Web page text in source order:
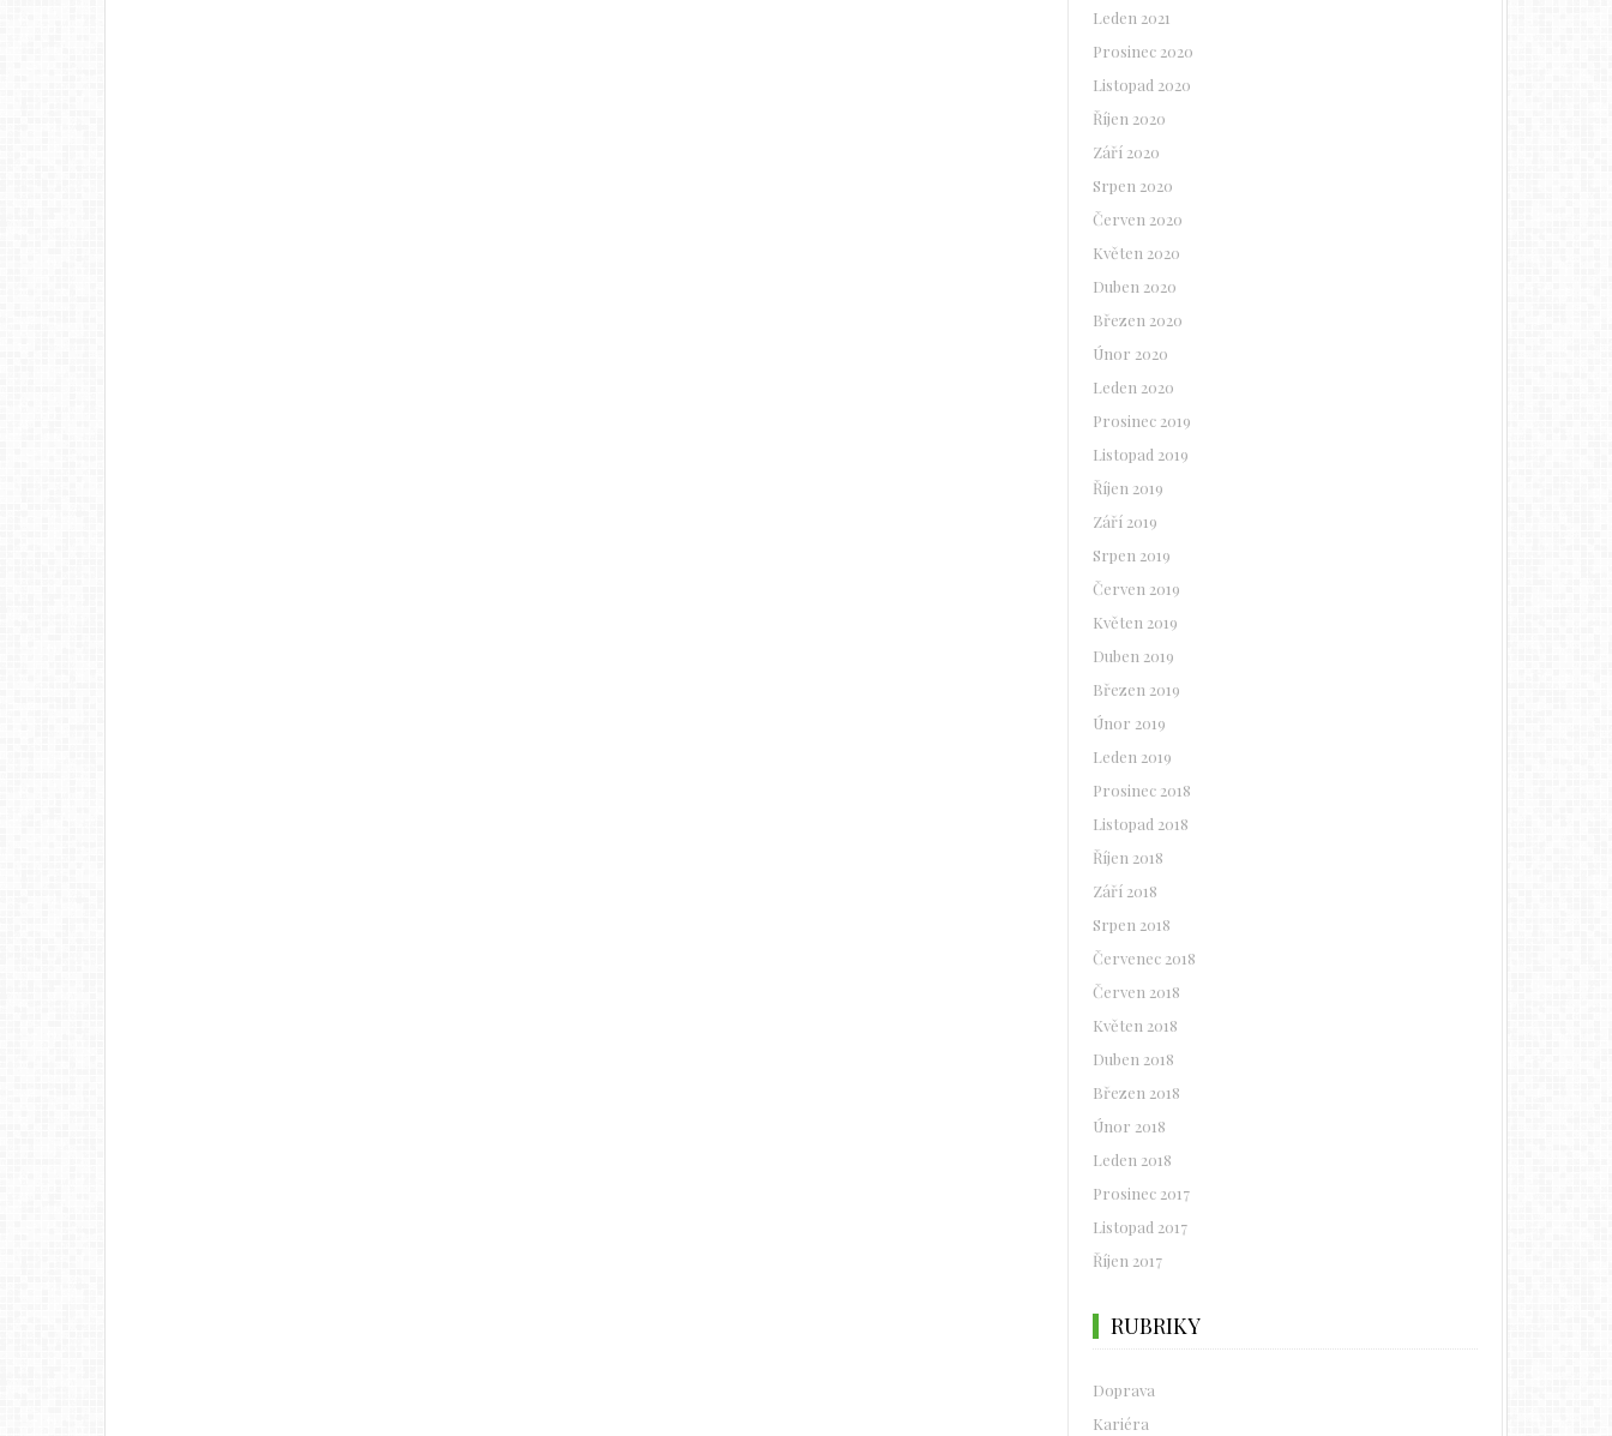
Leden 2021
Prosinec 2020
Listopad 2020
Říjen 2020
Září 2020
Srpen 2020
Červen 2020
Květen 2020
Duben 2020
Březen 2020
Únor 2020
Leden 2020
Prosinec 2019
Listopad 2019
Říjen 2019
Září 2019
Srpen 2019
Červen 2019
Květen 2019
Duben 2019
Březen 2019
Únor 2019
Leden 2019
Prosinec 2018
Listopad 2018
Říjen 2018
Září 2018
Srpen 2018
Červenec 2018
Červen 2018
Květen 2018
Duben 2018
Březen 2018
Únor 2018
Leden 2018
Prosinec 2017
Listopad 2017
Říjen 2017
RUBRIKY
Doprava
Kariéra